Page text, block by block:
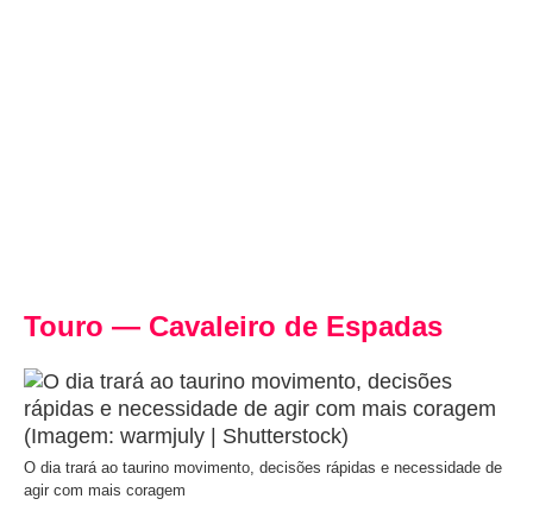
Touro — Cavaleiro de Espadas
O dia trará ao taurino movimento, decisões rápidas e necessidade de
agir com mais coragem